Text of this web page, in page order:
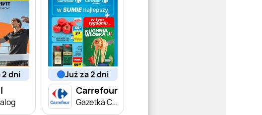
2 dni już za 2 dni
Carrefour
Gazetka Carrefour od poniedziałku